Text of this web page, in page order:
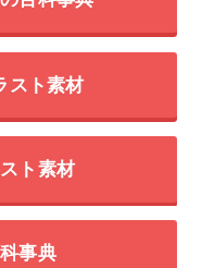
スト素材
ト素材
事典